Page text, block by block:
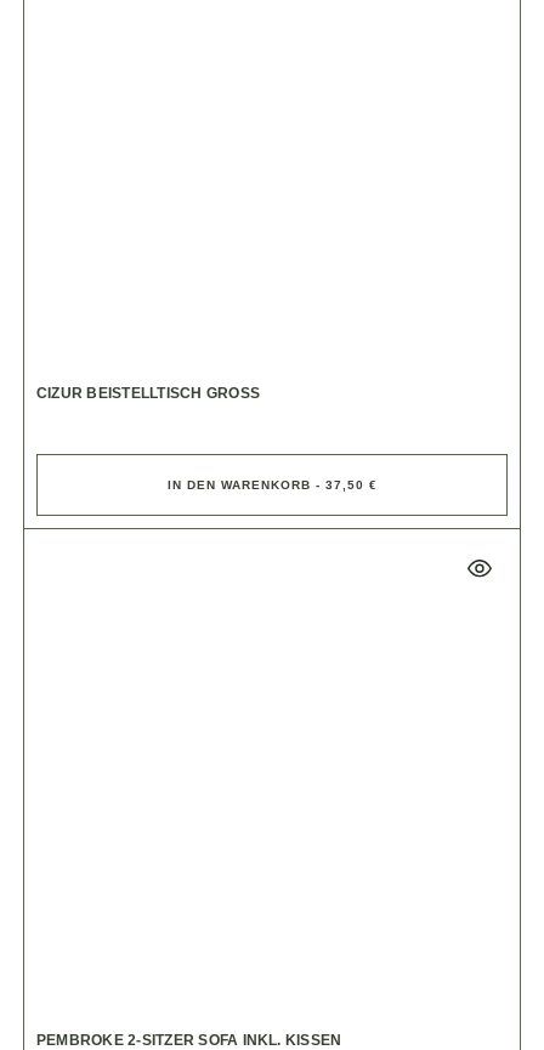
CIZUR BEISTELLTISCH GROSS
IN DEN WARENKORB - 37,50 €
PEMBROKE 2-SITZER SOFA INKL. KISSEN